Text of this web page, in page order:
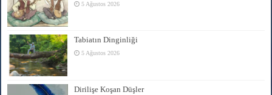
5 Ağustos 2026
Tabiatın Dinginliği
5 Ağustos 2026
Dirilişe Koşan Düşler